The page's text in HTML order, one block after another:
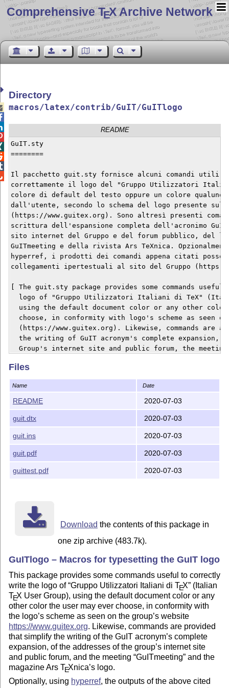
Comprehensive TEX Archive Network
Directory
macros/latex/contrib/GuIT/GuITlogo
README
GuIT.sty
========
Il pacchetto guit.sty fornisce alcuni comandi utili
correttamente il logo del "Gruppo Utilizzatori
colore di default del testo oppure un colore
dall'utente, secondo lo schema del logo presente sul
(https://www.guitex.org). Sono altresì presenti
scrittura dell'espansione completa dell'acronimo
sito internet del Gruppo e del forum pubblico, del
GuITmeeting e della rivista Ars TeXnica.
hyperref, i prodotti dei comandi appena citati
collegamenti ipertestuali al sito del Gruppo (https://
[ The guit.sty package provides some commands
logo of "Gruppo Utilizzatori Italiani di TeX"
using the default document color or any other
choose, in conformity with logo's scheme as seen
(https://www.guitex.org). Likewise, commands are
the writing of GuIT acronym's complete expansion,
Group's internet site and public forum, the
the above cited commands can become hyperlinks to
  (https://www.guitex.org).
  Documentation available in Italian only.]
Modifiche nella versione 1.0.0-alpha.4 (2020/07/03)
Modifiche nella versione 1.0.0-alpha.3 (2019/07/08)
o url viene caricato con l'opzione hyphens
Modifiche nella versione 1.0.0-alpha.1 (2012/11/03)
o Aggiunto il supporto per Latin Modern
Modifiche nella versione 0.9.2 (2012/08/17)
Modifiche nella versione 0.9.1 (2009/07/31)
o Disabilitato il caricamento automatico di hyperref
  opera di Enrico Gregorio)
Modifiche nella versione 0.9 (2006/05/24)
o Molti comandi ora possono usare "chiavi" definite
  molto ConTeXt) e presentano nuove funzionalità
o Nuovo comando: \setupGuIT
o Rimosso \swapGuITcommands
o xcolor è diventato obbligatorio
o Nuovo "stile" di composizione per \GuITmeeting
Files
Name Date
README 2020-07-03
guit.dtx 2020-07-03
guit.ins 2020-07-03
guit.pdf 2020-07-03
guittest.pdf 2020-07-03
Download the contents of this package in
one zip archive (483.7k).
GuITlogo – Macros for typesetting the GuIT logo
This package provides some commands useful to correctly
write the logo of Gruppo Utilizzatori Italiani diTEX (Italian
TEX User Group), using the default document color or any
other color the user may ever choose, in conformity with
the logo’s scheme as seen on the group’s website
https://www.guitex.org. Likewise, commands are provided
that simplify the writing of the GuIT acronym’s complete
expansion, of the addresses of the group’s internet site
and public forum, and the meeting GuITmeeting and the
magazine ArsTEXnica’s logo.
Optionally, using hyperref, the outputs of the above cited